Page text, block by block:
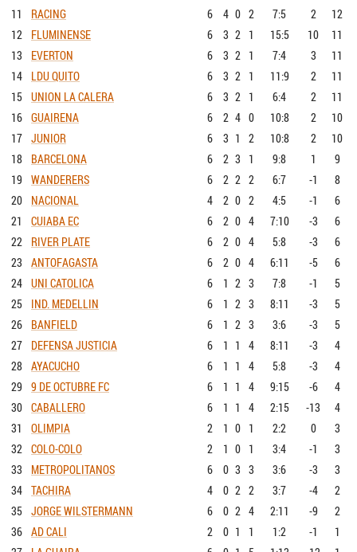
11
RACING 6 4 0 2 7:5 2
12
12
FLUMINENSE 6 3 2 1 15:5 10
11
13
EVERTON 6 3 2 1 7:4 3
11
14
LDU QUITO 6 3 2 1 11:9 2
11
15 UNION LA CALERA 6 3 2 1 6:4 2
11
16 GUAIRENA 6 2 4 0 10:8 2
10
17 JUNIOR 6 3 1 2 10:8 2
10
18
BARCELONA 6 2 3 1 9:8 1
9
19 WANDERERS 6 2 2 2 6:7 -1
8
20
NACIONAL 4 2 0 2 4:5 -1
6
21
CUIABA EC 6 2 0 4 7:10 -3
6
22
RIVER PLATE 6 2 0 4 5:8 -3
6
23
ANTOFAGASTA 6 2 0 4 6:11 -5
6
24 UNI CATOLICA 6 1 2 3 7:8 -1
5
25
IND. MEDELLIN 6 1 2 3 8:11 -3
5
26
BANFIELD 6 1 2 3 3:6 -3
5
27
DEFENSA JUSTICIA 6 1 1 4 8:11 -3
4
28 AYACUCHO 6 1 1 4 5:8 -3
4
29 9 DE OCTUBRE FC 6 1 1 4 9:15 -6
4
30 CABALLERO 6 1 1 4 2:15 -13
4
31
OLIMPIA 2 1 0 1 2:2 0
3
32 COLO-COLO 2 1 0 1 3:4 -1
3
33
METROPOLITANOS 6 0 3 3 3:6 -3
3
34 TACHIRA 4 0 2 2 3:7 -4
2
35 JORGE WILSTERMANN 6 0 2 4 2:11 -9
2
36 AD CALI 2 0 1 1 1:2 -1
1